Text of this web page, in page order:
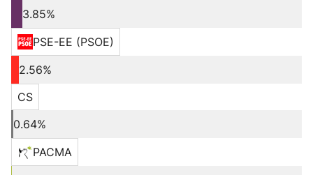
3.85%
PSE-EE (PSOE)
2.56%
CS
0.64%
PACMA